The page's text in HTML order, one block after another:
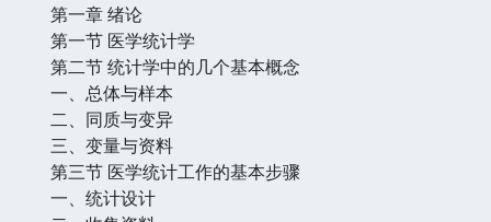
第一章 绪论
第一节 医学统计学
第二节 统计学中的几个基本概念
一、总体与样本
二、同质与变异
三、变量与资料
第三节 医学统计工作的基本步骤
一、统计设计